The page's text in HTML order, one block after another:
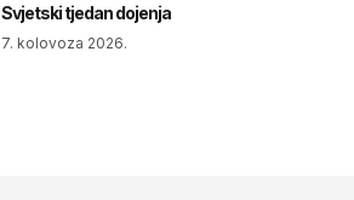
Svjetski tjedan dojenja
7. kolovoza 2026.